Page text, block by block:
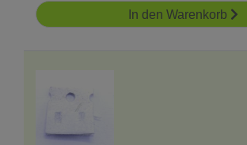
In den Warenkorb